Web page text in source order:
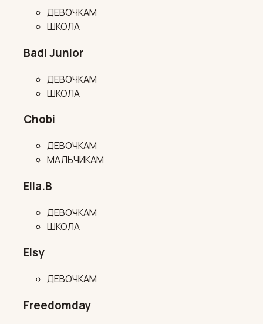
ДЕВОЧКАМ
ШКОЛА
Badi Junior
ДЕВОЧКАМ
ШКОЛА
Chobi
ДЕВОЧКАМ
МАЛЬЧИКАМ
Ella.B
ДЕВОЧКАМ
ШКОЛА
Elsy
ДЕВОЧКАМ
Freedomday